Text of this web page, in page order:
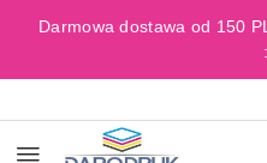
Przejdź do treści
Przejdź do
Przejdź do moje konto
Przejdź do menu
Przejdź do opisu
Przejdź do stopki
Darmowa dostawa od 150